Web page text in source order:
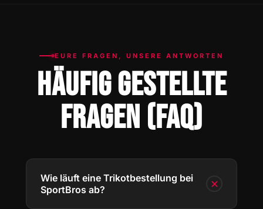
EURE FRAGEN, UNSERE ANTWORTEN
HÄUFIG GESTELLTE
FRAGEN (FAQ)
Wie läuft eine Trikotbestellung bei
SportBros ab?
✕